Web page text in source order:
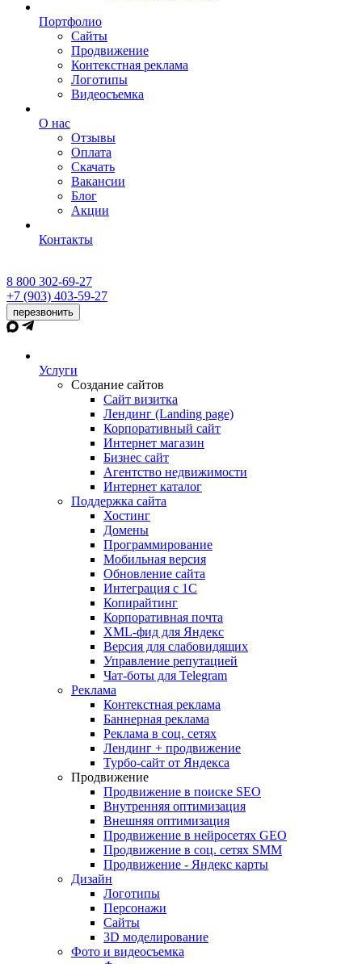
Портфолио
Сайты
Продвижение
Контекстная реклама
Логотипы
Видеосъемка
О нас
Отзывы
Оплата
Скачать
Вакансии
Блог
Акции
Контакты
8 800 302-69-27
+7 (903) 403-59-27
перезвонить
Услуги
Создание сайтов
Сайт визитка
Лендинг (Landing page)
Корпоративный сайт
Интернет магазин
Бизнес сайт
Агентство недвижимости
Интернет каталог
Поддержка сайта
Хостинг
Домены
Программирование
Мобильная версия
Обновление сайта
Интеграция с 1С
Копирайтинг
Корпоративная почта
XML-фид для Яндекс
Версия для слабовидящих
Управление репутацией
Чат-боты для Telegram
Реклама
Контекстная реклама
Баннерная реклама
Реклама в соц. сетях
Лендинг + продвижение
Турбо-сайт от Яндекса
Продвижение
Продвижение в поиске SEO
Внутренняя оптимизация
Внешняя оптимизация
Продвижение в нейросетях GEO
Продвижение в соц. сетях SMM
Продвижение - Яндекс карты
Дизайн
Логотипы
Персонажи
Сайты
3D моделирование
Фото и видеосъемка